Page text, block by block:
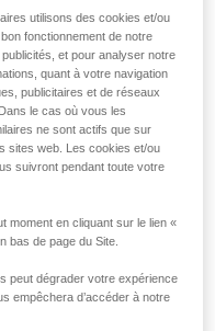
utilisons des cookies et/ou
fonctionnement de notre
et pour analyser notre
quant à votre navigation
publicitaires et de réseaux
le cas où vous les
ne sont actifs que sur
sites web. Les cookies et/ou
suivront pendant toute votre
moment en cliquant sur le lien «
bas de page du Site.
peut dégrader votre expérience
empêchera d’accéder à notre